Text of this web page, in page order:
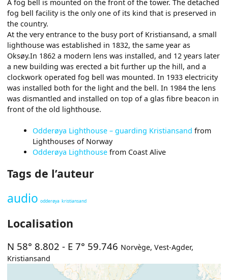
A fog bell is mounted on the front of the tower. The detached
fog bell facility is the only one of its kind that is preserved in
the country.
At the very entrance to the busy port of Kristiansand, a small
lighthouse was established in 1832, the same year as
Oksøy.In 1862 a modern lens was installed, and 12 years later
a new building was erected a bit further up the hill, and a
clockwork operated fog bell was mounted. In 1933 electricity
was installed both for the light and the bell. In 1984 the lens
was dismantled and installed on top of a glas fibre beacon in
front of the old lighthouse.
Odderøya Lighthouse – guarding Kristiansand from
Lighthouses of Norway
Odderøya Lighthouse from Coast Alive
Tags de l’auteur
audio odderøya kristiansand
Localisation
N 58° 8.802 - E 7° 59.746 Norvège,Vest-Agder,
Kristiansand